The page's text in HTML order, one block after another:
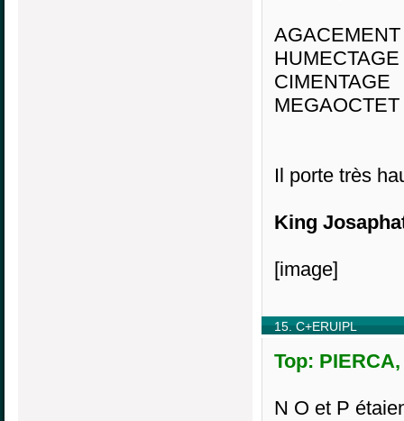
AGACEMENT
HUMECTAGE
CIMENTAGE
MEGAOCTET
Il porte très
King
[image]
15. C+ERUIPL
Top:
N O et P